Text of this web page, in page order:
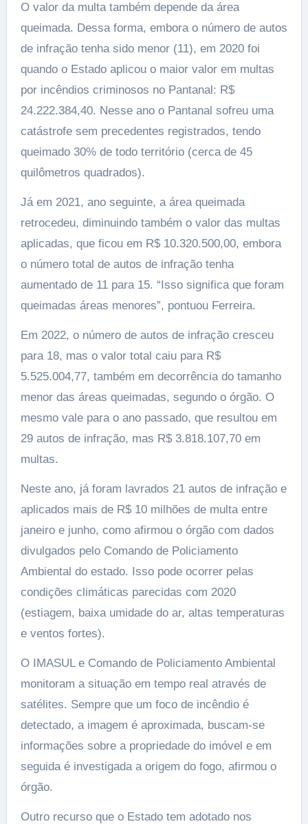
O valor da multa também depende da área
queimada. Dessa forma, embora o número de autos
de infração tenha sido menor (11), em 2020 foi
quando o Estado aplicou o maior valor em multas
por incêndios criminosos no Pantanal: R$
24.222.384,40. Nesse ano o Pantanal sofreu uma
catástrofe sem precedentes registrados, tendo
queimado 30% de todo território (cerca de 45
quilômetros quadrados).
Já em 2021, ano seguinte, a área queimada
retrocedeu, diminuindo também o valor das multas
aplicadas, que ficou em R$ 10.320.500,00, embora
o número total de autos de infração tenha
aumentado de 11 para 15. “Isso significa que foram
queimadas áreas menores”, pontuou Ferreira.
Em 2022, o número de autos de infração cresceu
para 18, mas o valor total caiu para R$
5.525.004,77, também em decorrência do tamanho
menor das áreas queimadas, segundo o órgão. O
mesmo vale para o ano passado, que resultou em
29 autos de infração, mas R$ 3.818.107,70 em
multas.
Neste ano, já foram lavrados 21 autos de infração e
aplicados mais de R$ 10 milhões de multa entre
janeiro e junho, como afirmou o órgão com dados
divulgados pelo Comando de Policiamento
Ambiental do estado. Isso pode ocorrer pelas
condições climáticas parecidas com 2020
(estiagem, baixa umidade do ar, altas temperaturas
e ventos fortes).
O IMASUL e Comando de Policiamento Ambiental
monitoram a situação em tempo real através de
satélites. Sempre que um foco de incêndio é
detectado, a imagem é aproximada, buscam-se
informações sobre a propriedade do imóvel e em
seguida é investigada a origem do fogo, afirmou o
órgão.
Outro recurso que o Estado tem adotado nos